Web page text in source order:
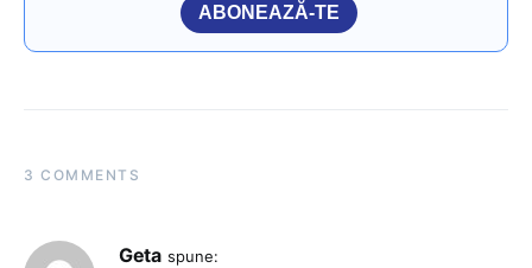
ABONEAZĂ-TE
3 COMMENTS
Geta spune: